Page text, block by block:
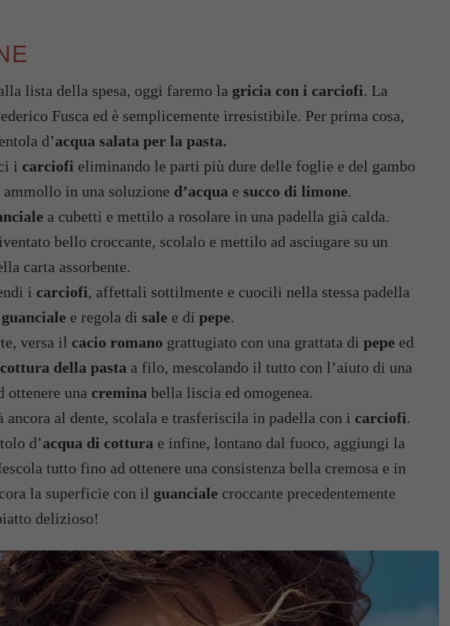
lista della spesa, oggi faremo la gricia con i carciofi. La
Fusca ed è semplicemente irresistibile. Per prima cosa,
d’acqua salata per la pasta.
i carciofi eliminando le parti più dure delle foglie e del gambo
in una soluzione d’acqua e succo di limone.
a cubetti e mettilo a rosolare in una padella già calda.
bello croccante, scolalo e mettilo ad asciugare su un
carta assorbente.
i carciofi, affettali sottilmente e cuocili nella stessa padella
guanciale e regola di sale e di pepe.
versa il cacio romano grattugiato con una grattata di pepe ed
della pasta a filo, mescolando il tutto con l’aiuto di una
ottenere una cremina bella liscia ed omogenea.
ancora al dente, scolala e trasferiscila in padella con i carciofi.
d’acqua di cottura e infine, lontano dal fuoco, aggiungi la
tutto fino ad ottenere una consistenza bella cremosa e in
la superficie con il guanciale croccante precedentemente
delizioso!